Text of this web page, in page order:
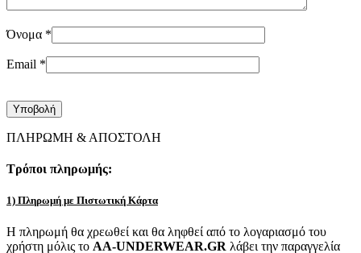
Όνομα *
Email *
ΠΛΗΡΩΜΗ & ΑΠΟΣΤΟΛΗ
Τρόποι πληρωμής:
1) Πληρωμή με Πιστωτική Κάρτα
Η πληρωμή θα χρεωθεί και θα ληφθεί από το λογαριασμό του
χρήστη μόλις το AA-UNDERWEAR.GR λάβει την παραγγελία